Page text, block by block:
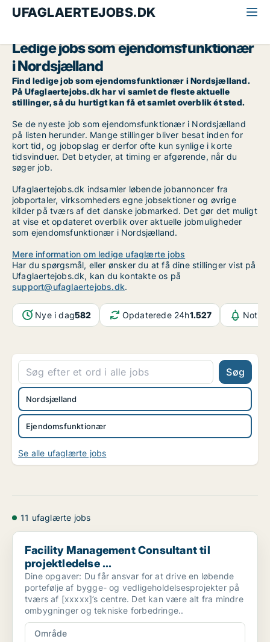
UFAGLAERTEJOBS.DK
Ledige jobs som ejendomsfunktionær
i Nordsjælland
Find ledige job som ejendomsfunktionær i Nordsjælland.
På Ufaglaertejobs.dk har vi samlet de fleste aktuelle
stillinger, så du hurtigt kan få et samlet overblik ét sted.
Se de nyeste job som ejendomsfunktionær i Nordsjælland
på listen herunder. Mange stillinger bliver besat inden for
kort tid, og jobopslag er derfor ofte kun synlige i korte
tidsvinduer. Det betyder, at timing er afgørende, når du
søger job.
Ufaglaertejobs.dk indsamler løbende jobannoncer fra
jobportaler, virksomheders egne jobsektioner og øvrige
kilder på tværs af det danske jobmarked. Det gør det muligt
at vise et opdateret overblik over aktuelle jobmuligheder
som ejendomsfunktionær i Nordsjælland.
Mere information om ledige ufaglærte jobs
Har du spørgsmål, eller ønsker du at få dine stillinger vist på
Ufaglaertejobs.dk, kan du kontakte os på
support@ufaglaertejobs.dk.
Nye i dag582 Opdaterede 24h1.527
Søg
Ejendomsfunktionær
Nordsjælland
Se alle ufaglærte jobs
11 ufaglærte jobs
Facility Management Consultant til projektledelse ...
Facility Management Consultant til
projektledelse ...
Dine opgaver: Du får ansvar for at drive en løbende
portefølje af bygge- og vedligeholdelsesprojekter på
tværs af [xxxxx]’s centre. Det kan være alt fra mindre
ombygninger og tekniske forbedringe..
Område